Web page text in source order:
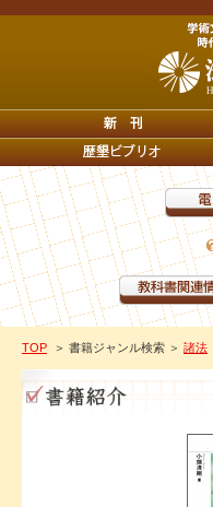
TOP ＞ 書籍ジャンル検索 ＞ 諸法